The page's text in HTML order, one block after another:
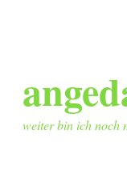
springen
weiter bin ich noch